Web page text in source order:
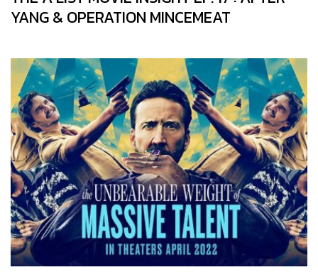
YANG & OPERATION MINCEMEAT